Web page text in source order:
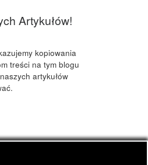
Artykułów!
kopiowania
treści na tym blogu
artykułów